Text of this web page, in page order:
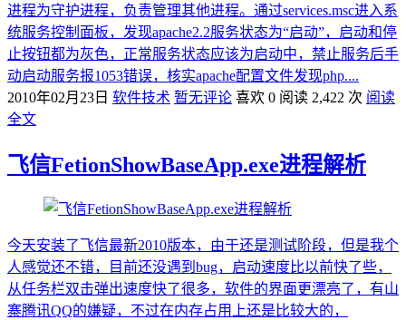
进程为守护进程，负责管理其他进程。通过services.msc进入系
统服务控制面板，发现apache2.2服务状态为“启动”，启动和停
止按钮都为灰色，正常服务状态应该为启动中，禁止服务后手
动启动服务报1053错误，核实apache配置文件发现php....
2010年02月23日 软件技术 暂无评论 喜欢 0 阅读 2,422 次 阅读
全文
飞信FetionShowBaseApp.exe进程解析
今天安装了飞信最新2010版本，由于还是测试阶段，但是我个
人感觉还不错，目前还没遇到bug，启动速度比以前快了些，
从任务栏双击弹出速度快了很多，软件的界面更漂亮了，有山
寨腾讯QQ的嫌疑，不过在内存占用上还是比较大的，